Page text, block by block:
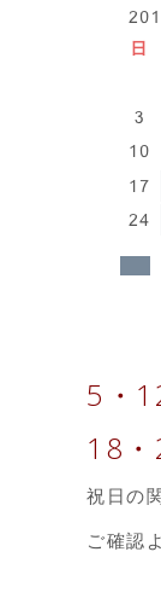
5・
18
祝日の
ご確認